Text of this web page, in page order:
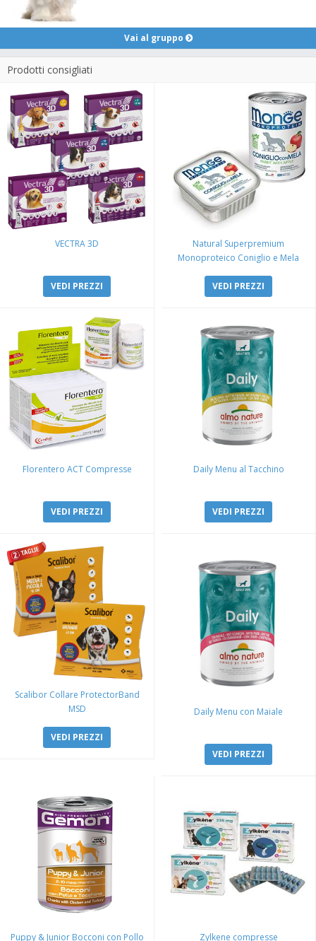
Vai al gruppo
Prodotti consigliati
VECTRA 3D
VEDI PREZZI
Natural Superpremium
Monoproteico Coniglio e Mela
VEDI PREZZI
Florentero ACT Compresse
VEDI PREZZI
Daily Menu al Tacchino
VEDI PREZZI
Scalibor Collare ProtectorBand
MSD
VEDI PREZZI
Daily Menu con Maiale
VEDI PREZZI
Puppy & Junior Bocconi con Pollo
Zylkene compresse